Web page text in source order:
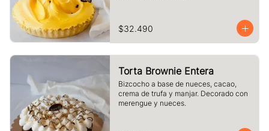
$32.490
Torta Brownie Entera
Bizcocho a base de nueces, cacao,
crema de trufa y manjar. Decorado con
merengue y nueces.